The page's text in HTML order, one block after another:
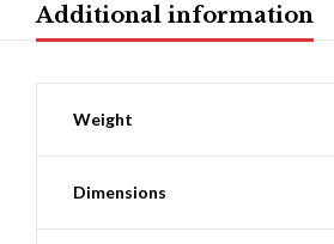
Additional information
Weight
Dimensions